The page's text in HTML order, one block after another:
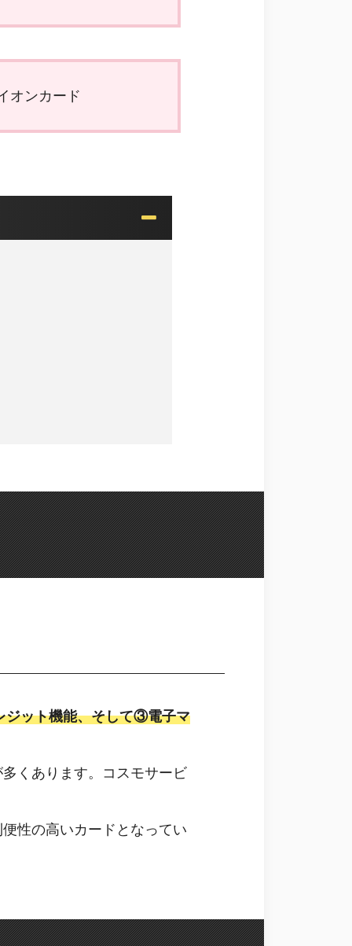
オンカード
ット機能、そして③電子マ
くあります。コスモサービ
性の高いカードとなってい